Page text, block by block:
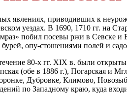
явлениях, приводивших к
уездах. В 1690, 1710 гг. на
побил посевы ржи в Севске и
бурей, опу-стошениями полей и
80-х гг. XIX в. были
(обе в 1886 г.), Погарская и
Дубровке, Климово,
по Западному краю, куда